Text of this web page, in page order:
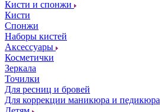
Кисти и спонжи
Кисти
Спонжи
Наборы кистей
Аксессуары
Косметички
Зеркала
Точилки
Для ресниц и бровей
Для коррекции маникюра и педикюра